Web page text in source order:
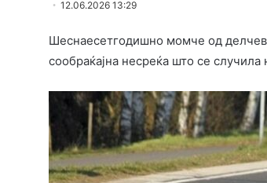
12.06.2026 13:29
Шеснаесетгодишно момче од
сообраќајна несреќа што се